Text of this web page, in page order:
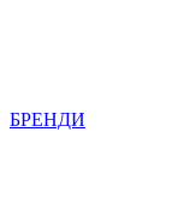
БРЕНДИ